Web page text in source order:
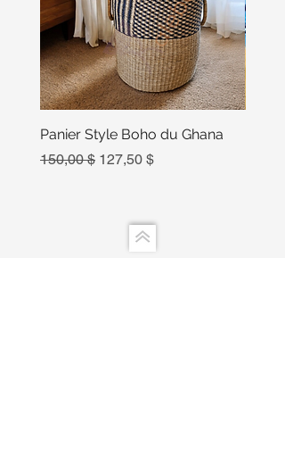
Panier Style Boho du Ghana
Prix original
150,00 $ Prix promotionnel
127,50 $